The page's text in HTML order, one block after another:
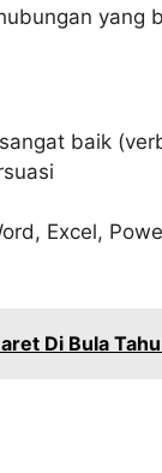
yang
baik
Excel,
Di Bula